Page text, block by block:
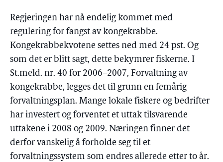
Regjeringen har nå endelig kommet med
regulering for fangst av kongekrabbe.
Kongekrabbekvotene settes ned med 24 pst. Og
som det er blitt sagt, dette bekymrer fiskerne. I
St.meld. nr. 40 for 2006–2007, Forvaltning av
kongekrabbe, legges det til grunn en femårig
forvaltningsplan. Mange lokale fiskere og bedrifter
har investert og forventet et uttak tilsvarende
uttakene i 2008 og 2009. Næringen finner det
derfor vanskelig å forholde seg til et
forvaltningssystem som endres allerede etter to år.